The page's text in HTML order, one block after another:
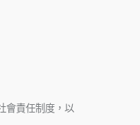
會責任制度，以